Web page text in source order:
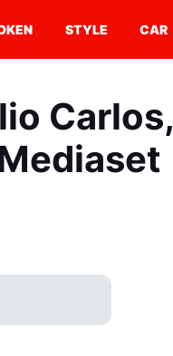
STYLE CAR
Carlos,